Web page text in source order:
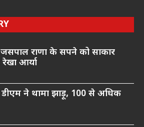
जसपाल राणा के सपने को साकार
आर्या
ने थामा झाड़ू, 100 से अधिक